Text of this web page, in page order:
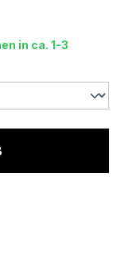
in ca. 1-3